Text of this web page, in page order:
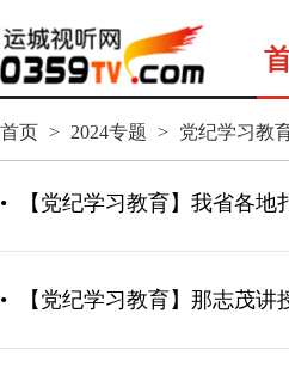
首页 > 2024专题 > 党纪学习教
• 【党纪学习教育】我省各
• 【党纪学习教育】那志茂